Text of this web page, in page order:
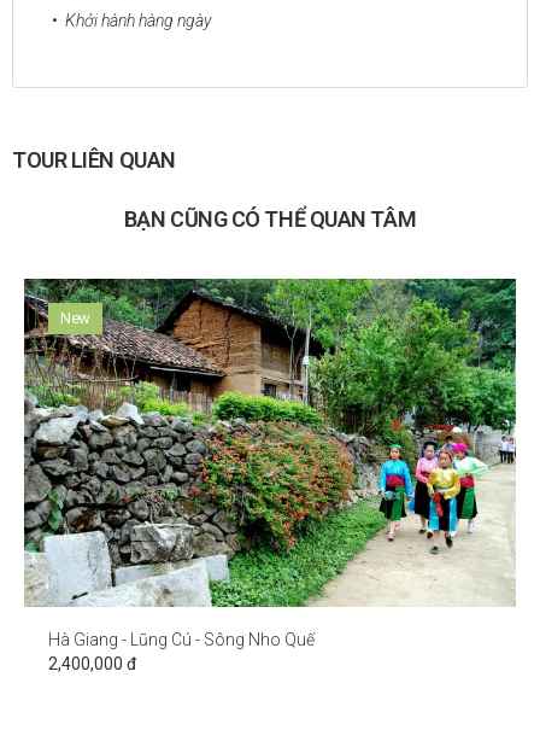
Khởi hành hàng ngày
TOUR LIÊN QUAN
BẠN CŨNG CÓ THỂ QUAN TÂM
New
Hà Giang - Lũng Cú - Sông Nho Quế
2,400,000 đ